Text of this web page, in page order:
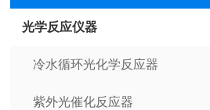
光学反应仪器
冷水循环光化学反应器
紫外光催化反应器